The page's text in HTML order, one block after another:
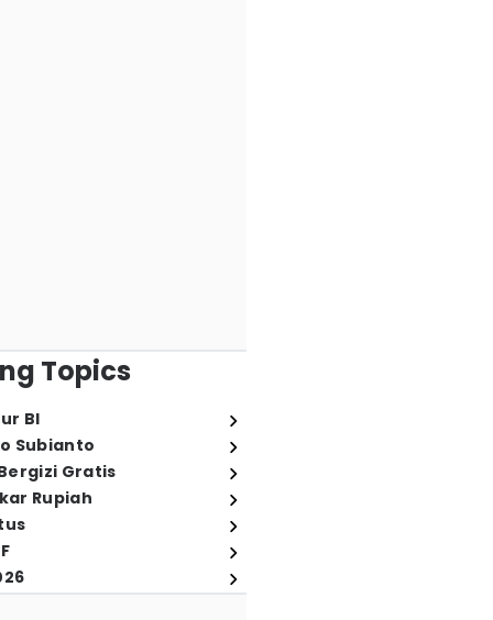
Topics
BI
Subianto
Gratis
Rupiah